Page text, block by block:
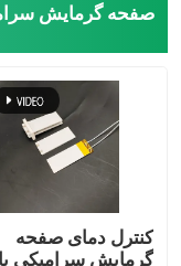
صفحه گرمایش
کنترل دمای صفحه
گرمایش سرامیکی